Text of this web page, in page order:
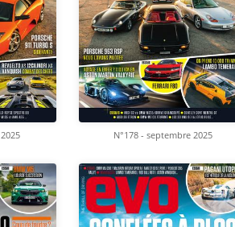
N°178 - septembre 2025